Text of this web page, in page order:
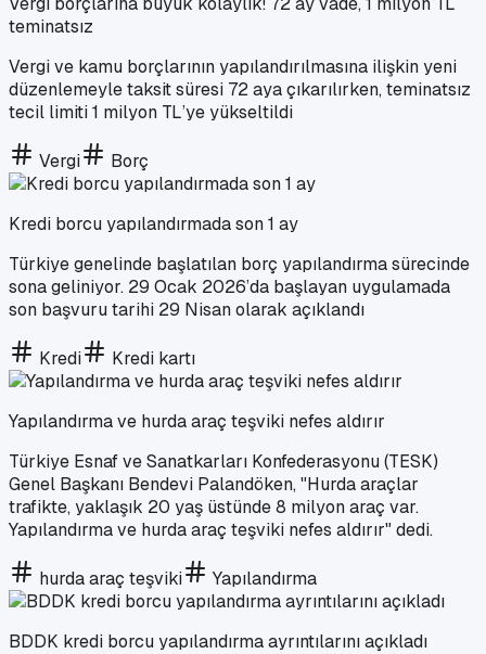
teminatsız
Vergi ve kamu borçlarının yapılandırılmasına ilişkin yeni
düzenlemeyle taksit süresi 72 aya çıkarılırken, teminatsız
tecil limiti 1 milyon TL’ye yükseltildi
Vergi Borç
Kredi borcu yapılandırmada son 1 ay
Türkiye genelinde başlatılan borç yapılandırma sürecinde
sona geliniyor. 29 Ocak 2026’da başlayan uygulamada
son başvuru tarihi 29 Nisan olarak açıklandı
Kredi Kredi kartı
Yapılandırma ve hurda araç teşviki nefes aldırır
Türkiye Esnaf ve Sanatkarları Konfederasyonu (TESK)
Genel Başkanı Bendevi Palandöken, "Hurda araçlar
trafikte, yaklaşık 20 yaş üstünde 8 milyon araç var.
Yapılandırma ve hurda araç teşviki nefes aldırır" dedi.
hurda araç teşviki Yapılandırma
BDDK kredi borcu yapılandırma ayrıntılarını açıkladı